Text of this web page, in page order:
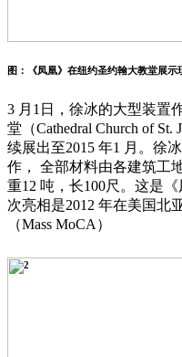
图：《凤凰》在纽约圣约翰大教堂展示
3 月1日，徐冰的大型装置
堂（Cathedral Church of
续展出至2015 年1 月。徐
作， 全部材料由各建筑工
重12 吨，长100尺。这是
次亮相是2012 年在美国北
（Mass MoCA）